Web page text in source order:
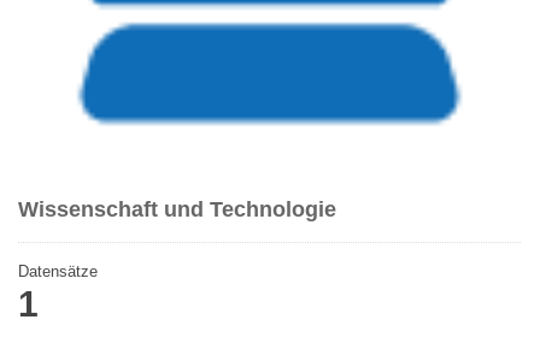
Wissenschaft und Technologie
Datensätze
1